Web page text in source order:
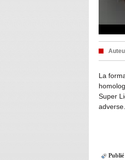
La
Super